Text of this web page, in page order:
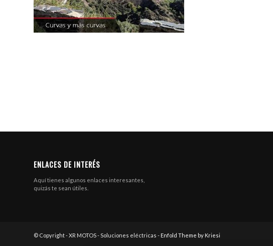
ENLACES DE INTERÉS
Aquí tienes algunos enlaces interesantes,
quizás te sean útiles.
© Copyright - XR MOTOS - Soluciones eléctricas - Enfold Theme by Kriesi